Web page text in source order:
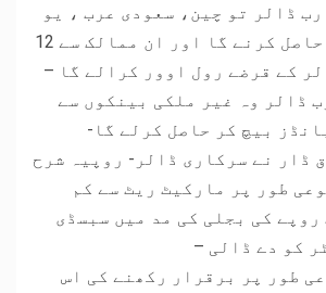
یہ 6 ارب ڈالر تو چین، سعودی عرب ، یو
اے ای ، قطر سے حاصل کرنے گا اور ان ممالک سے 12
ڈالر کے قرضے رول اوور کرالے گا –
مزید 6 ارب ڈالر وہ غیر ملکی بینکوں سے
بیچ کر حاصل کرلے گا-
ڈار نے سرکاری ڈالر- روپیہ شرح
طور پر مارکیٹ ریٹ سے کم
– 200 ارب روپے کی بجلی کی مد میں سبسڈی
کو دے ڈالی –
طور پر برقرار رکھنے کی اس